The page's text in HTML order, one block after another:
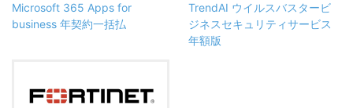
Microsoft 365 Apps for
business 年契約一括払
TrendAI ウイルスバスタービ
ジネスセキュリティサービス
年額版